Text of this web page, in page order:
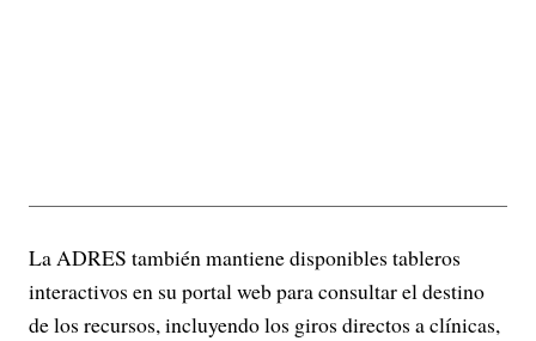
La ADRES también mantiene disponibles tableros
interactivos en su portal web para consultar el destino
de los recursos, incluyendo los giros directos a clínicas,